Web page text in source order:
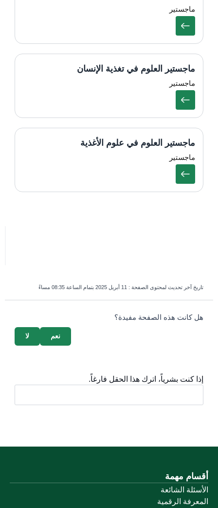
ماجستير
ماجستير العلوم في تغذية الإنسان
ماجستير
ماجستير العلوم في علوم الأغذية
ماجستير
تاريخ آخر تحديث لمحتوى الصفحة : 11 أبريل 2025 بتمام الساعة 08:35 مساءً
survey_v2
هل كانت هذه الصفحة مفيدة؟
لا نعم
إذا كنت بشرياً، اترك هذا الحقل فارغاً.
أقسام مهمة
الأسئلة الشائعة
المعرفة الرقمية